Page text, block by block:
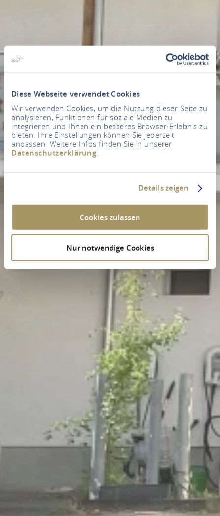
Diese Webseite verwendet Cookies
Wir verwenden Cookies, um die Nutzung dieser Seite zu
analysieren, Funktionen für soziale Medien zu
integrieren und Ihnen ein besseres Browser-Erlebnis zu
bieten. Ihre Einstellungen können Sie jederzeit
anpassen. Weitere Infos finden Sie in unserer
Datenschutzerklärung.
Details zeigen
Cookies zulassen
Nur notwendige Cookies